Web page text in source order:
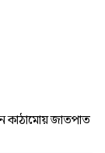
কাঠামোয় জাতপাত